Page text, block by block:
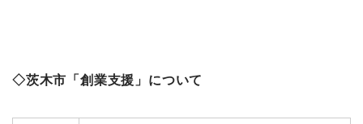
◇茨木市「創業支援」について